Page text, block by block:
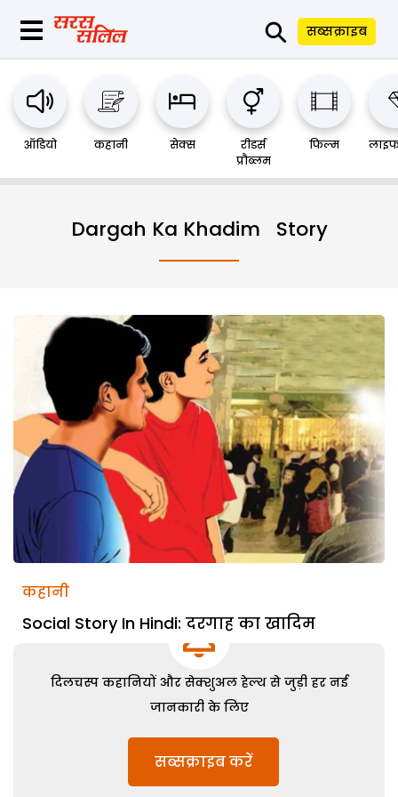
⚲ सब्सक्राइब
ऑडियो कहानी सेक्स
रीडर्स
प्रौब्लम
फिल्म
Dargah Ka Khadim Story
कहानी
Social Story In Hindi: दरगाह का खादिम
दिलचस्प कहानियों और सेक्शुअल हेल्थ से जुड़ी हर नई
जानकारी के लिए
सब्सक्राइब करें